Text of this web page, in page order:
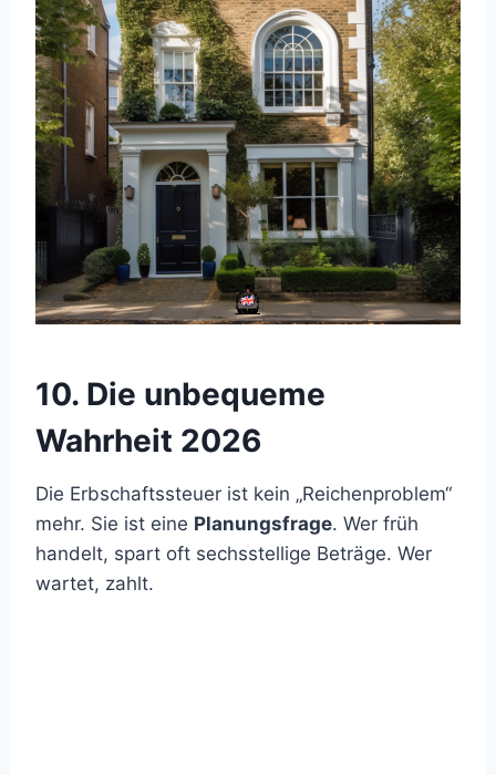
10. Die unbequeme
Wahrheit 2026
Die Erbschaftssteuer ist kein „Reichenproblem“
mehr. Sie ist eine Planungsfrage. Wer früh
handelt, spart oft sechsstellige Beträge. Wer
wartet, zahlt.